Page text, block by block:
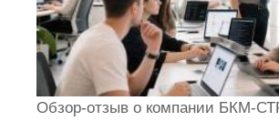
Обзор-отзыв о компании БКМ-